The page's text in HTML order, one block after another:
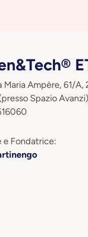
Maria Ampère, 61/A,
Spazio Avanzi)
e Fondatrice: